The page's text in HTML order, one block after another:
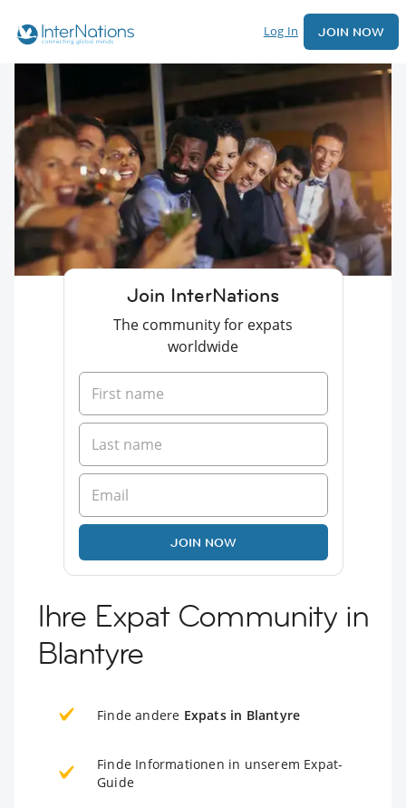
Log In JOIN NOW
Join InterNations
The community for expats
worldwide
JOIN NOW
Ihre Expat Community in
Blantyre
Finde andere Expats in Blantyre
Finde Informationen in unserem Expat-
Guide